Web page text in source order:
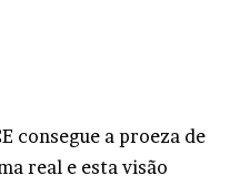
consegue a proeza de
real e esta visão